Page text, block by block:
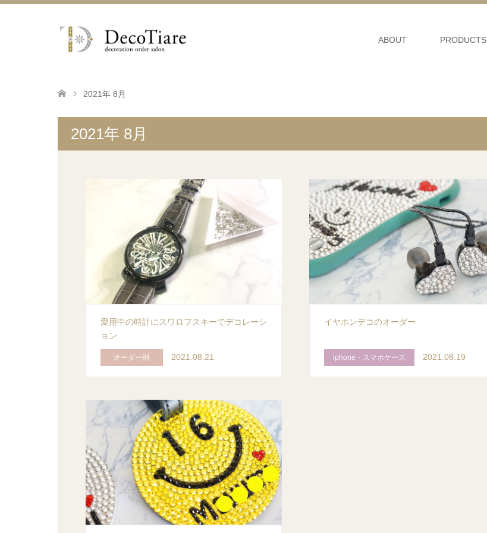
ABOUT PRODUCTS
2021年 8月
2021年 8月
愛用中の時計にスワロフスキーでデコレーシ
ョン
オーダー例 2021.08.21
イヤホンデコのオーダー
iphone・スマホケース 2021.08.19